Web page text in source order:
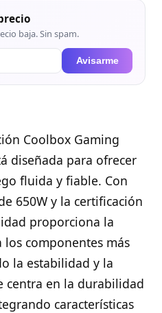
baja. Sin spam.
Avisarme
Coolbox Gaming
diseñada para ofrecer
fluida y fiable. Con
650W y la certificación
proporciona la
componentes más
la estabilidad y la
centra en la durabilidad
características